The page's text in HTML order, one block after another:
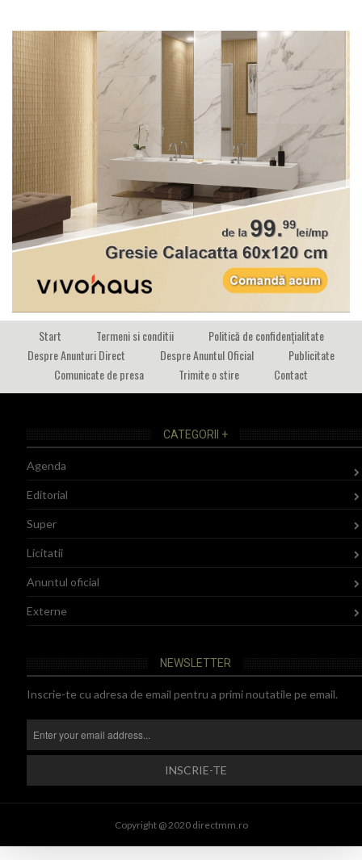
Start Termeni si conditii
Politică de confidențialitate
Despre Anunturi Direct
Despre Anuntul Oficial
Publicitate
Comunicate de presa
Trimite o stire Contact
CATEGORII +
Agenda
Editorial
Super
Licitatii
Anuntul oficial
Externe
NEWSLETTER
Inscrie-te cu adresa de email pentru a primi noutatile pe email.
Copyright @ 2020 directmm.ro